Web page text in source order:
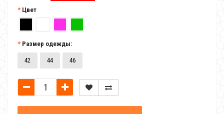
Цвет
Размер одежды:
42 44 46